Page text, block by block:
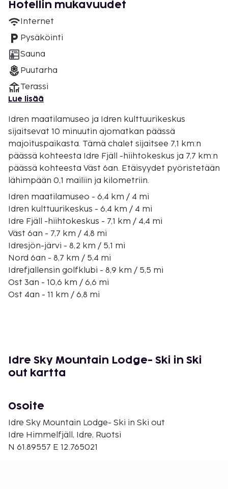
Hotellin mukavuudet
Internet
Pysäköinti
Sauna
Puutarha
Terassi
Lue lisää
Idren maatilamuseo ja Idren kulttuurikeskus
sijaitsevat 10 minuutin ajomatkan päässä
majoituspaikasta. Tämä chalet sijaitsee 7,1 km:n
päässä kohteesta Idre Fjäll -hiihtokeskus ja 7,7 km:n
päässä kohteesta Väst 6an. Etäisyydet pyöristetään
lähimpään 0,1 mailiin ja kilometriin.
Idren maatilamuseo - 6,4 km / 4 mi
Idren kulttuurikeskus - 6,4 km / 4 mi
Idre Fjäll -hiihtokeskus - 7,1 km / 4,4 mi
Väst 6an - 7,7 km / 4,8 mi
Idresjön-järvi - 8,2 km / 5,1 mi
Nord 6an - 8,7 km / 5,4 mi
Idrefjallensin golfklubi - 8,9 km / 5,5 mi
Ost 3an - 10,6 km / 6,6 mi
Ost 4an - 11 km / 6,8 mi
Storsäternin kappeli - 41,2 km / 25,6 mi
Grövelsjön - 46,6 km / 29 mi
palveluihin kuuluu ilmainen langaton internetyhteys,
suksivarasto ja grilli.
Majoituspaikka siivotaan ammattimaisesti.
Idre Sky Mountain Lodge- Ski in Ski
out kartta
Osoite
Idre Sky Mountain Lodge- Ski in Ski out
Idre Himmelfjäll, Idre, Ruotsi
N 61.89557 E 12.765021